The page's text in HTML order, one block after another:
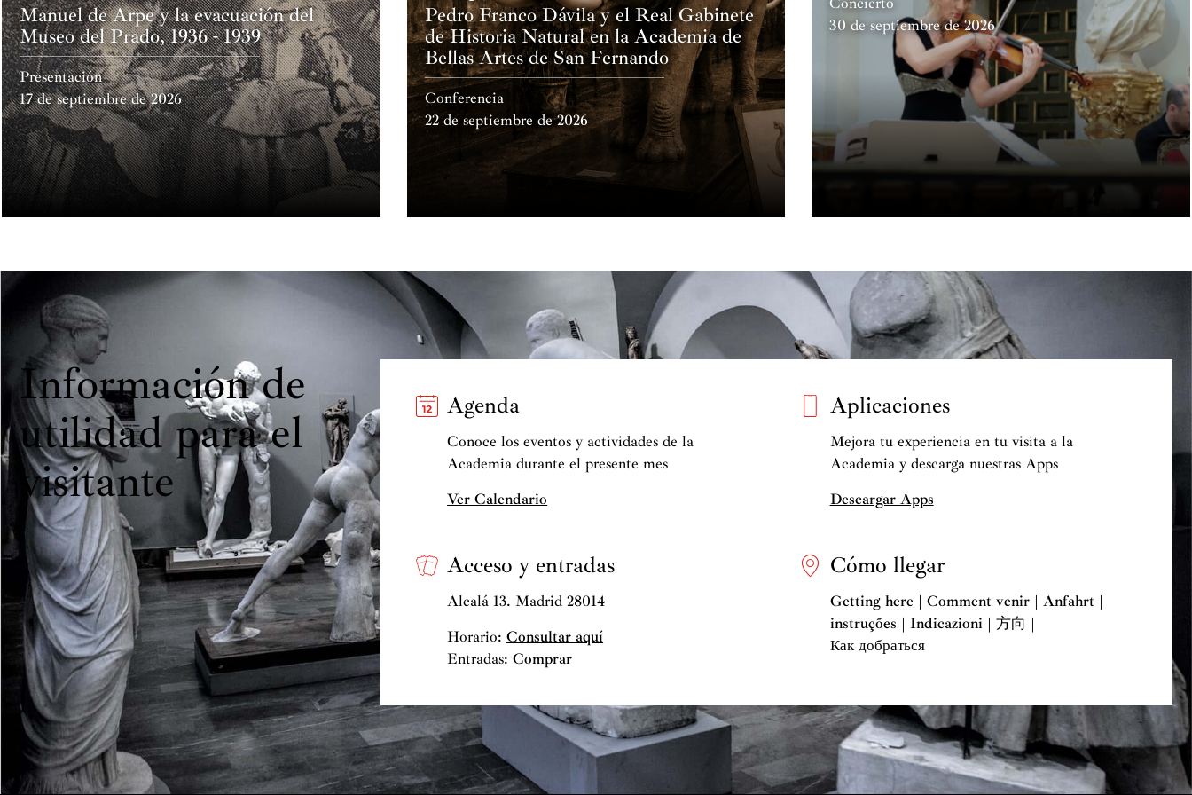
Manuel de Arpe y la evacuación del
Museo del Prado, 1936 - 1939
Presentación
17 de septiembre de 2026
Pedro Franco Dávila y el Real Gabinete
de Historia Natural en la Academia de
Bellas Artes de San Fernando
Conferencia
22 de septiembre de 2026
30 de septiembre de 2026
Información de
utilidad para el
visitante
Agenda
Conoce los eventos y actividades de la
Academia durante el presente mes
Ver Calendario
Aplicaciones
Mejora tu experiencia en tu visita a la
Academia y descarga nuestras Apps
Descargar Apps
Acceso y entradas
Alcalá 13. Madrid 28014
Horario:Consultar aquí
Entradas:Comprar
Cómo llegar
Getting here | Comment venir | Anfahrt |
instruções | Indicazioni | 方向 |
Как добраться